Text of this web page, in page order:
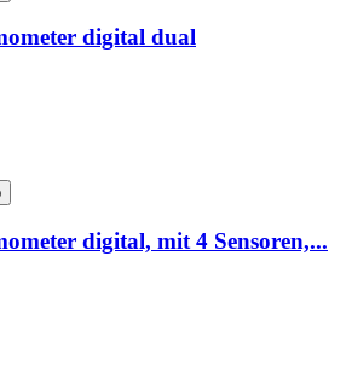
digital dual
digital, mit 4 Sensoren,...